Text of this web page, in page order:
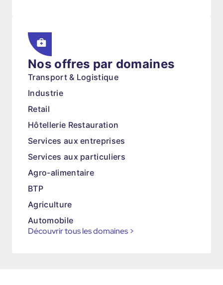
Nos offres par domaines
Transport & Logistique
Industrie
Retail
Hôtellerie Restauration
Services aux entreprises
Services aux particuliers
Agro-alimentaire
BTP
Agriculture
Automobile
Découvrir tous les domaines >